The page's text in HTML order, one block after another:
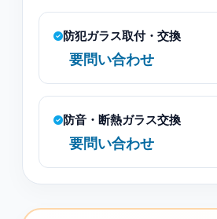
防犯ガラス取付・交換
要問い合わせ
防音・断熱ガラス交換
要問い合わせ